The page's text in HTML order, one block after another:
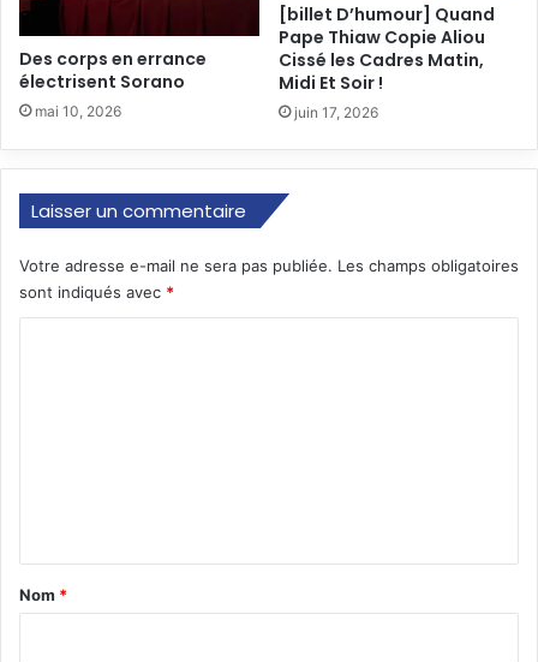
Des corps en errance
électrisent Sorano
mai 10, 2026
[billet D’humour] Quand
Pape Thiaw Copie Aliou
Cissé les Cadres Matin,
Midi Et Soir !
juin 17, 2026
Laisser un commentaire
Votre adresse e-mail ne sera pas publiée. Les champs obligatoires
sont indiqués avec *
a
Nom *